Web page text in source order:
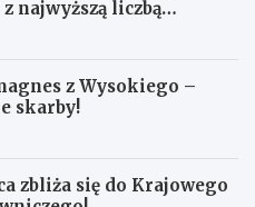
najwyższą liczbą
z Wysokiego –
skarby!
zbliża się do Krajowego